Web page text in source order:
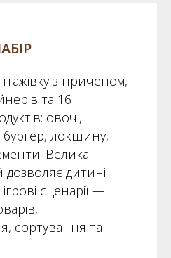
з причепом,
та 16
овочі,
бургер, локшину,
Велика
дозволяє дитині
ігрові сценарії —
сортування та